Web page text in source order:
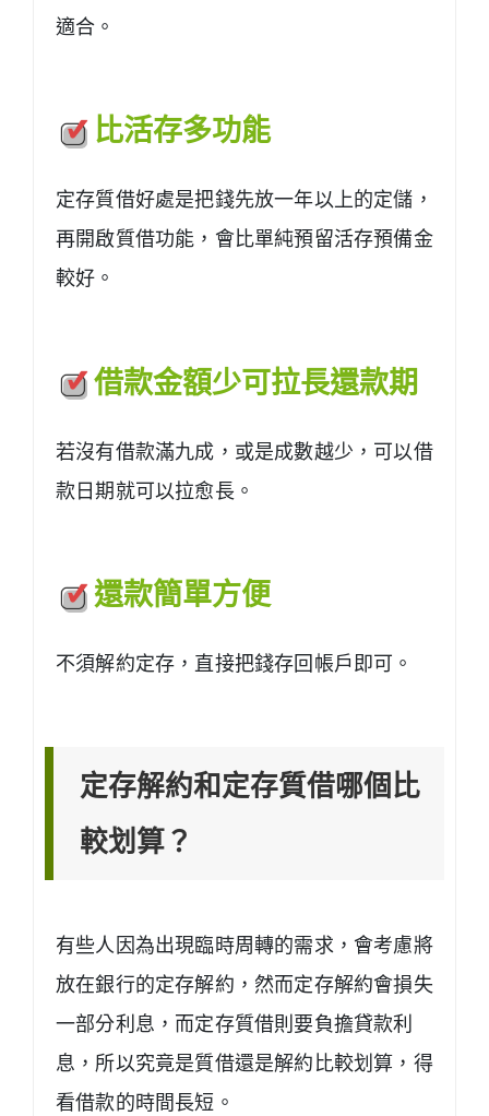
適合。
比活存多功能
定存質借好處是把錢先放一年以上的定儲，
再開啟質借功能，會比單純預留活存預備金
較好。
借款金額少可拉長還款期
若沒有借款滿九成，或是成數越少，可以借
款日期就可以拉愈長。
還款簡單方便
不須解約定存，直接把錢存回帳戶即可。
定存解約和定存質借哪個比
較划算？
有些人因為出現臨時周轉的需求，會考慮將
放在銀行的定存解約，然而定存解約會損失
一部分利息，而定存質借則要負擔貸款利
息，所以究竟是質借還是解約比較划算，得
看借款的時間長短。